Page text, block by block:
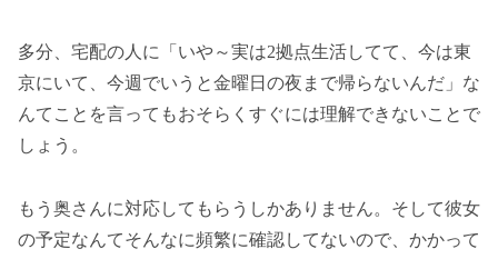
多分、宅配の人に「いや～実は2拠点生活してて、今は東
京にいて、今週でいうと金曜日の夜まで帰らないんだ」な
んてことを言ってもおそらくすぐには理解できないことで
しょう。
もう奥さんに対応してもらうしかありません。そして彼女
の予定なんてそんなに頻繁に確認してないので、かかって